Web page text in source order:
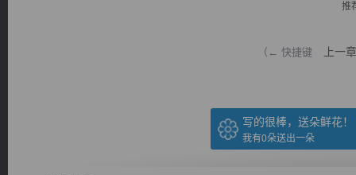
推
（← 快捷键 上一章
写的很棒，送朵鲜花！
我有0朵送出一朵